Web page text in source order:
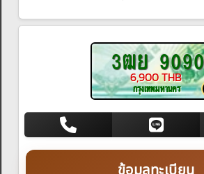
3ฒย 9090
6,900 THB
กรุงเทพมหานคร